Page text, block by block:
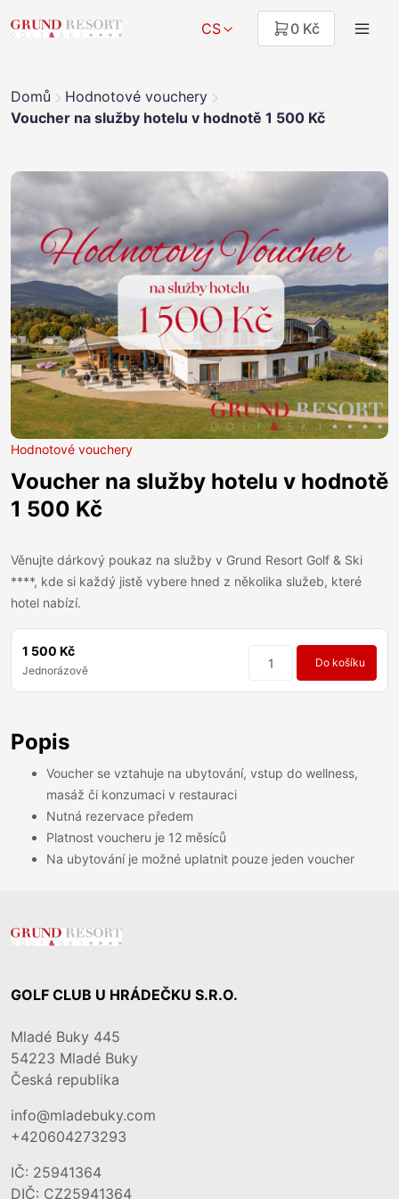
CS 0 Kč
Domů
Hodnotové vouchery
Voucher na služby hotelu v hodnotě 1 500 Kč
Hodnotové vouchery
Voucher na služby hotelu v hodnotě
1 500 Kč
Věnujte dárkový poukaz na služby v Grund Resort Golf & Ski
****, kde si každý jistě vybere hned z několika služeb, které
hotel nabízí.
1 500 Kč
Jednorázově
Do košíku
Popis
Voucher se vztahuje na ubytování, vstup do wellness,
masáž či konzumaci v restauraci
Nutná rezervace předem
Platnost voucheru je 12 měsíců
Na ubytování je možné uplatnit pouze jeden voucher
GOLF CLUB U HRÁDEČKU S.R.O.
Mladé Buky 445
54223 Mladé Buky
Česká republika
info@mladebuky.com
+420604273293
IČ: 25941364
DIČ: CZ25941364